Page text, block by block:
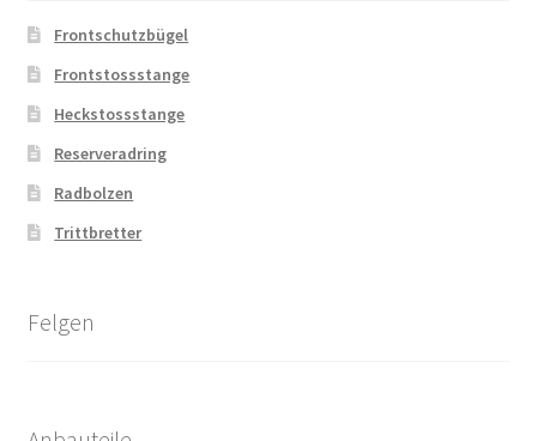
Frontschutzbügel
Frontstossstange
Heckstossstange
Reserveradring
Radbolzen
Trittbretter
Felgen